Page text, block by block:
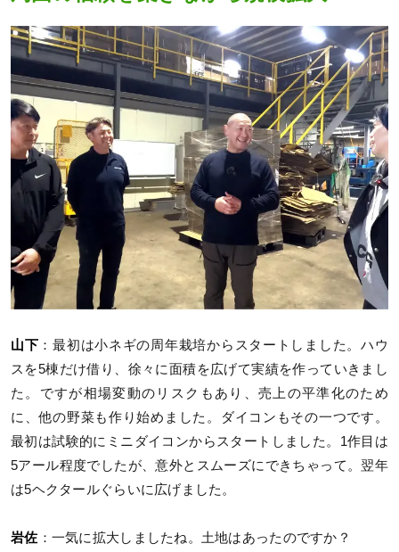
山下 ：最初は小ネギの周年栽培からスタートしました。ハウ
スを5棟だけ借り、徐々に面積を広げて実績を作っていきまし
た。ですが相場変動のリスクもあり、売上の平準化のため
に、他の野菜も作り始めました。ダイコンもその一つです。
最初は試験的にミニダイコンからスタートしました。1作目は
5アール程度でしたが、意外とスムーズにできちゃって。翌年
は5ヘクタールぐらいに広げました。
岩佐 ：一気に拡大しましたね。土地はあったのですか？